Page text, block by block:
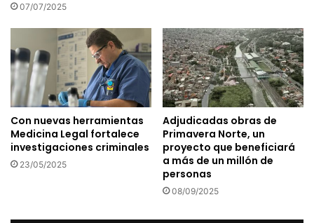
07/07/2025
Con nuevas herramientas
Medicina Legal fortalece
investigaciones criminales
23/05/2025
Adjudicadas obras de
Primavera Norte, un
proyecto que beneficiará
a más de un millón de
personas
08/09/2025